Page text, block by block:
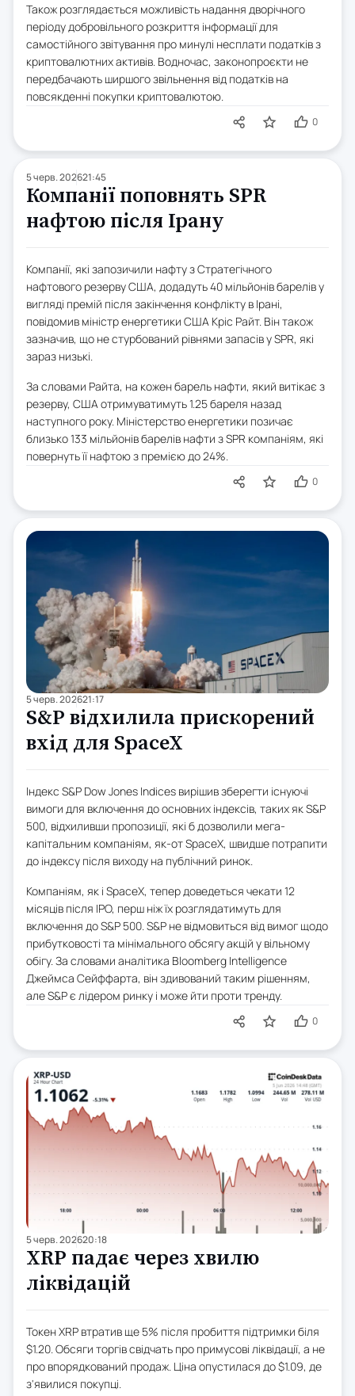
Також розглядається можливість надання дворічного
періоду добровільного розкриття інформації для
самостійного звітування про минулі несплати податків з
криптовалютних активів. Водночас, законопроєкти не
передбачають ширшого звільнення від податків на
повсякденні покупки криптовалютою.
0
5 черв. 202621:45
Компанії поповнять SPR
нафтою після Ірану
Компанії, які запозичили нафту з Стратегічного
нафтового резерву США, додадуть 40 мільйонів барелів у
вигляді премій після закінчення конфлікту в Ірані,
повідомив міністр енергетики США Кріс Райт. Він також
зазначив, що не стурбований рівнями запасів у SPR, які
зараз низькі.
За словами Райта, на кожен барель нафти, який витікає з
резерву, США отримуватимуть 1.25 бареля назад
наступного року. Міністерство енергетики позичає
близько 133 мільйонів барелів нафти з SPR компаніям, які
повернуть її нафтою з премією до 24%.
0
5 черв. 202621:17
S&P відхилила прискорений
вхід для SpaceX
Індекс S&P Dow Jones Indices вирішив зберегти існуючі
вимоги для включення до основних індексів, таких як S&P
500, відхиливши пропозиції, які б дозволили мега-
капітальним компаніям, як-от SpaceX, швидше потрапити
до індексу після виходу на публічний ринок.
Компаніям, як і SpaceX, тепер доведеться чекати 12
місяців після IPO, перш ніж їх розглядатимуть для
включення до S&P 500. S&P не відмовиться від вимог щодо
прибутковості та мінімального обсягу акцій у вільному
обігу. За словами аналітика Bloomberg Intelligence
Джеймса Сейффарта, він здивований таким рішенням,
але S&P є лідером ринку і може йти проти тренду.
0
5 черв. 202620:18
XRP падає через хвилю
ліквідацій
Токен XRP втратив ще 5% після пробиття підтримки біля
$1.20. Обсяги торгів свідчать про примусові ліквідації, а не
про впорядкований продаж. Ціна опустилася до $1.09, де
з'явилися покупці.